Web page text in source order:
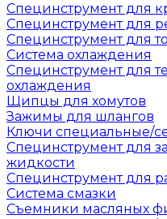
Специнструмент для
Специнструмент для
Специнструмент для
Система охлаждения
Специнструмент для
охлаждения
Щипцы для хомутов
Зажимы для шлангов
Ключи специальные/
Специнструмент для
жидкости
Специнструмент для
Система смазки
Съемники масляных